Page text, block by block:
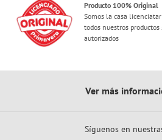
Producto 100% Original
Somos la casa
todos nuestros
autorizados
Síguenos en